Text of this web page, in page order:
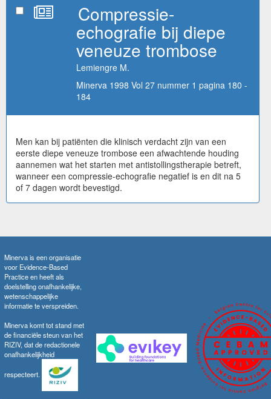
Compressie-
echografie bij diepe
veneuze trombose
Lemiengre M.
Minerva 1998 Vol 27 nummer 1 pagina 180 -
184
Men kan bij patiënten die klinisch verdacht zijn van een
eerste diepe veneuze trombose een afwachtende houding
aannemen wat het starten met antistollingstherapie betreft,
wanneer een compressie-echografie negatief is en dit na 5
of 7 dagen wordt bevestigd.
Minerva is een organisatie
voor Evidence-Based
Practice en heeft als
doelstelling onafhankelijke,
wetenschappelijke
informatie te verspreiden.
Minerva komt tot stand met
de financiële steun van het
RIZIV, dat de redactionele
onafhankelijkheid
respecteert.